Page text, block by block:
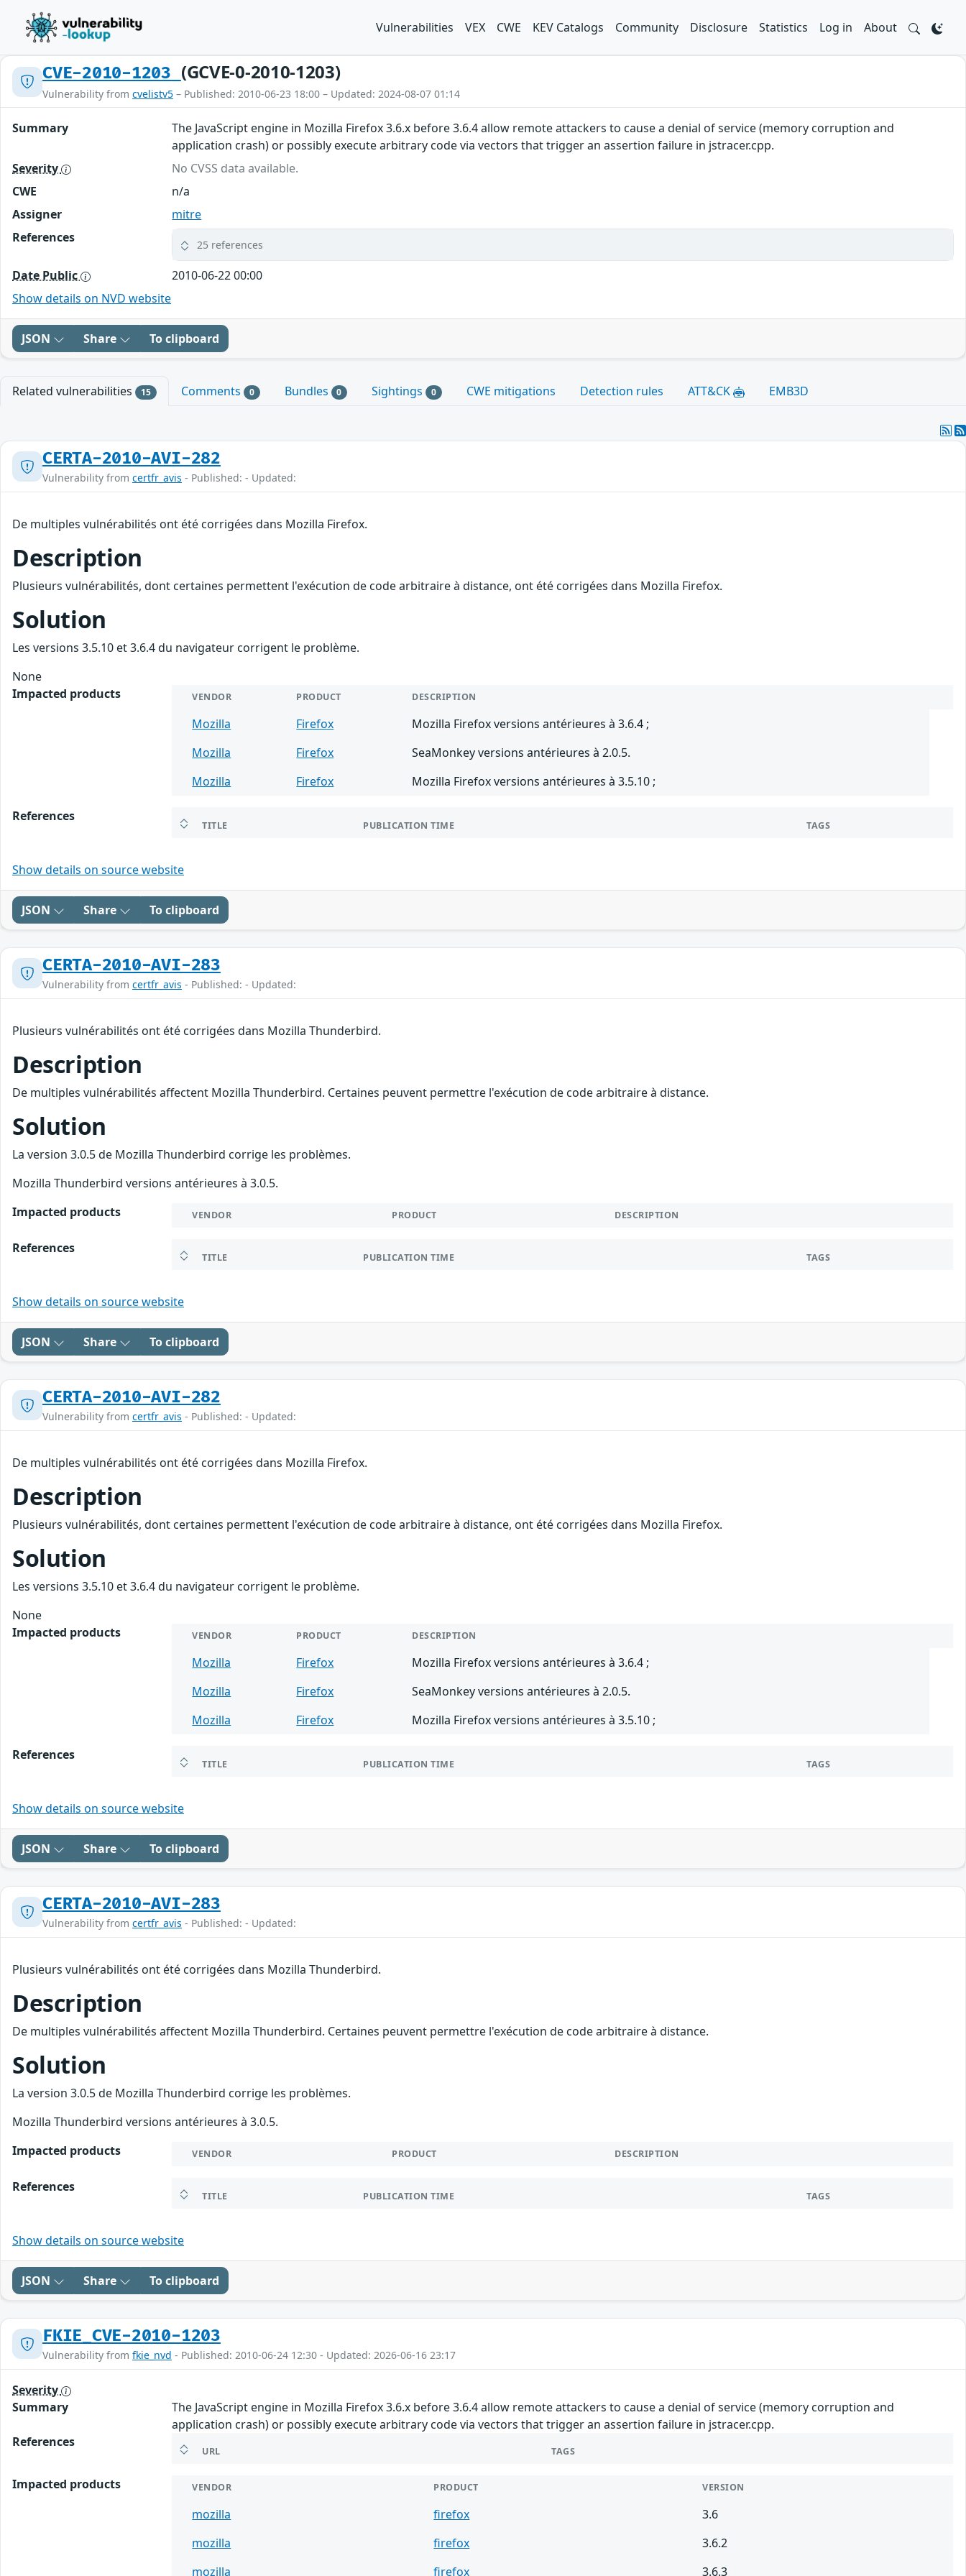
Vulnerabilities VEX CWE KEV Catalogs Community Disclosure Statistics Log in About
CVE-2010-1203 (GCVE-0-2010-1203)
Vulnerability from cvelistv5 – Published: 2010-06-23 18:00 – Updated: 2024-08-07 01:14
Summary
The JavaScript engine in Mozilla Firefox 3.6.x before 3.6.4 allow remote attackers to cause a denial of service (memory corruption and
application crash) or possibly execute arbitrary code via vectors that trigger an assertion failure in jstracer.cpp.
Severity
No CVSS data available.
CWE
n/a
Assigner
mitre
References
25 references
Date Public
2010-06-22 00:00
Show details on NVD website
JSON Share To clipboard
Related vulnerabilities 15 Comments 0 Bundles 0 Sightings 0 CWE mitigations Detection rules ATT&CK EMB3D
CERTA-2010-AVI-282
Vulnerability from certfr_avis - Published: - Updated:
De multiples vulnérabilités ont été corrigées dans Mozilla Firefox.
Description
Plusieurs vulnérabilités, dont certaines permettent l'exécution de code arbitraire à distance, ont été corrigées dans Mozilla Firefox.
Solution
Les versions 3.5.10 et 3.6.4 du navigateur corrigent le problème.
None
Impacted products
VENDOR PRODUCT DESCRIPTION
Mozilla Firefox
Mozilla Firefox versions antérieures à 3.6.4 ;
Mozilla
Firefox
SeaMonkey versions antérieures à 2.0.5.
Mozilla
Firefox Mozilla Firefox versions antérieures à 3.5.10 ;
References
TITLE PUBLICATION TIME TAGS
Show details on source website
JSON Share To clipboard
CERTA-2010-AVI-283
Vulnerability from certfr_avis - Published: - Updated:
Plusieurs vulnérabilités ont été corrigées dans Mozilla Thunderbird.
Description
De multiples vulnérabilités affectent Mozilla Thunderbird. Certaines peuvent permettre l'exécution de code arbitraire à distance.
Solution
La version 3.0.5 de Mozilla Thunderbird corrige les problèmes.
Mozilla Thunderbird versions antérieures à 3.0.5.
Impacted products
VENDOR PRODUCT DESCRIPTION
References
TITLE PUBLICATION TIME TAGS
Show details on source website
JSON Share To clipboard
CERTA-2010-AVI-282
Vulnerability from certfr_avis - Published: - Updated:
De multiples vulnérabilités ont été corrigées dans Mozilla Firefox.
Description
Plusieurs vulnérabilités, dont certaines permettent l'exécution de code arbitraire à distance, ont été corrigées dans Mozilla Firefox.
Solution
Les versions 3.5.10 et 3.6.4 du navigateur corrigent le problème.
None
Impacted products
VENDOR PRODUCT DESCRIPTION
Mozilla Firefox
Mozilla Firefox versions antérieures à 3.6.4 ;
Mozilla
Firefox
SeaMonkey versions antérieures à 2.0.5.
Mozilla
Firefox Mozilla Firefox versions antérieures à 3.5.10 ;
References
TITLE PUBLICATION TIME TAGS
Show details on source website
JSON Share To clipboard
CERTA-2010-AVI-283
Vulnerability from certfr_avis - Published: - Updated:
Plusieurs vulnérabilités ont été corrigées dans Mozilla Thunderbird.
Description
De multiples vulnérabilités affectent Mozilla Thunderbird. Certaines peuvent permettre l'exécution de code arbitraire à distance.
Solution
La version 3.0.5 de Mozilla Thunderbird corrige les problèmes.
Mozilla Thunderbird versions antérieures à 3.0.5.
Impacted products
VENDOR PRODUCT DESCRIPTION
References
TITLE PUBLICATION TIME TAGS
Show details on source website
JSON Share To clipboard
FKIE_CVE-2010-1203
Vulnerability from fkie_nvd - Published: 2010-06-24 12:30 - Updated: 2026-06-16 23:17
Severity
Summary
The JavaScript engine in Mozilla Firefox 3.6.x before 3.6.4 allow remote attackers to cause a denial of service (memory corruption and
application crash) or possibly execute arbitrary code via vectors that trigger an assertion failure in jstracer.cpp.
References
URL TAGS
Impacted products VENDOR PRODUCT VERSION
mozilla firefox
3.6
mozilla
firefox
3.6.2
mozilla
firefox 3.6.3